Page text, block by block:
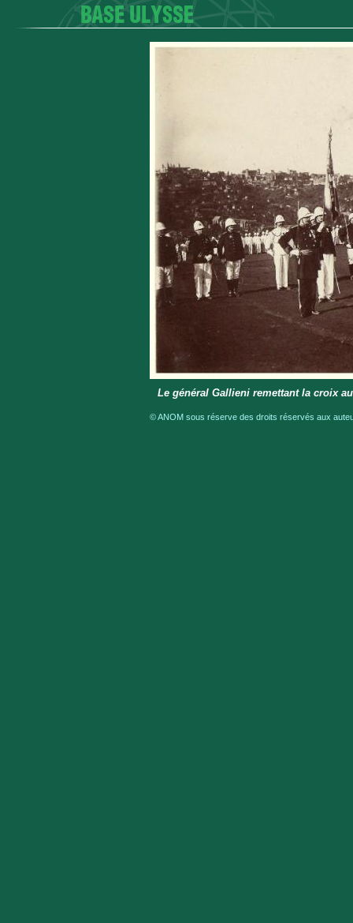
Le général Gallieni remettant la croix
© ANOM sous réserve des droits réservés aux